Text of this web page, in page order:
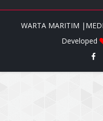
WARTA MARITIM
Developed